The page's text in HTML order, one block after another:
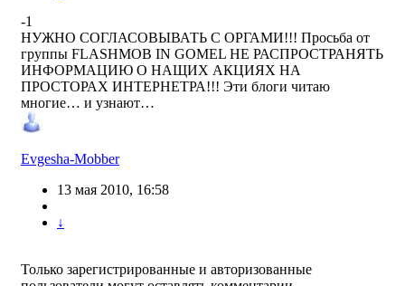
-1
НУЖНО СОГЛАСОВЫВАТЬ С ОРГАМИ!!! Просьба от
группы FLASHMOB IN GOMEL НЕ РАСПРОСТРАНЯТЬ
ИНФОРМАЦИЮ О НАЩИХ АКЦИЯХ НА
ПРОСТОРАХ ИНТЕРНЕТРА!!! Эти блоги читаю
многие… и узнают…
Evgesha-Mobber
13 мая 2010, 16:58
↓
Только зарегистрированные и авторизованные